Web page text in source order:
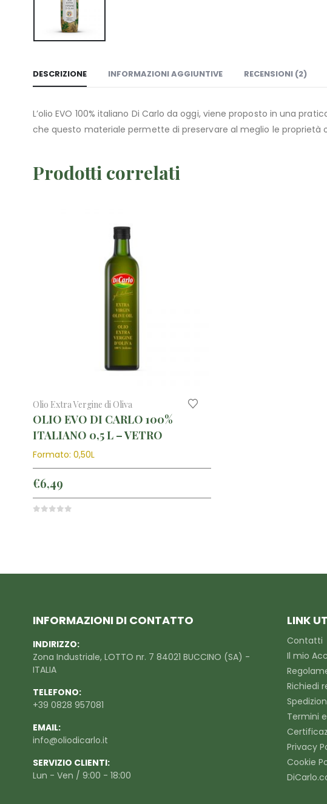
DESCRIZIONE INFORMAZIONI AGGIUNTIVE RECENSIONI (2)
L’olio EVO 100% italiano Di Carlo da oggi, viene proposto in una
che questo materiale permette di preservare al meglio le proprietà
Prodotti correlati
Olio Extra Vergine di Oliva
OLIO EVO DI CARLO 100%
ITALIANO 0,5 L – VETRO
Formato: 0,50L
€6,49
INFORMAZIONI DI CONTATTO
INDIRIZZO:
Zona Industriale, LOTTO nr. 7 84021 BUCCINO (SA) -
ITALIA
TELEFONO:
+39 0828 957081
EMAIL:
info@oliodicarlo.it
SERVIZIO CLIENTI:
Lun - Ven / 9:00 - 18:00
LINK
Contatti
Il mio
Richiedi
Termini
Privacy
Cookie